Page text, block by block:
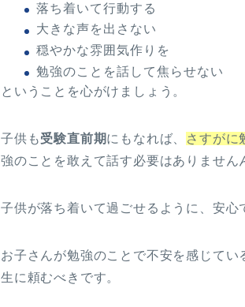
落ち着いて行動する
大きな声を出さない
穏やかな雰囲気作りを
勉強のことを話して焦らせない
ということを心がけましょう。
子供も受験直前期にもなれば、 さすがに
強のことを敢えて話す必要はありません
子供が落ち着いて過ごせるように、安心
お子さんが勉強のことで不安を感じて
生に頼むべきです。